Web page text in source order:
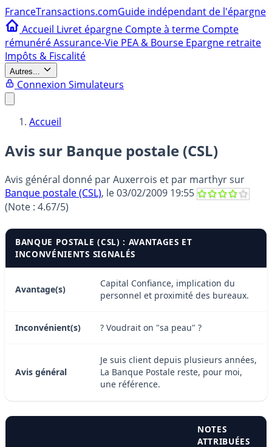
FranceTransactions.comGuide indépendant de l'épargne
Accueil Livret épargne Compte à terme Compte
rémunéréAssurance-Vie PEA & Bourse Epargne retraite
Impôts & Fiscalité
Autres...
Connexion Simulateurs
Accueil
Avis sur Banque postale (CSL)
Avis général donné parAuxerrois et par marthyrsur
Banque postale (CSL), le03/02/2009 19:55
(Note : 4.67/5)
BANQUE POSTALE (CSL) : AVANTAGES ET
INCONVÉNIENTS SIGNALÉS
Avantage(s)
Capital Confiance, implication du
personnel et proximité des bureaux.
Inconvénient(s) ? Voudrait on "sa peau" ?
Avis général
Je suis client depuis plusieurs années,
La Banque Postale reste, pour moi,
une référence.
NOTES
ATTRIBUÉES